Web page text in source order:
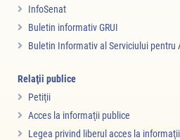
Citește mai departe
InfoSenat
Buletin informativ GRUI
Buletin Informativ al Serviciului pentru
Relaţii publice
Petiţii
Acces la informaţii publice
Legea privind liberul acces la